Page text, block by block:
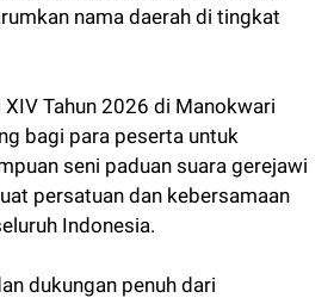
nama daerah di tingkat
Tahun 2026 di Manokwari
bagi para peserta untuk
seni paduan suara gerejawi
persatuan dan kebersamaan
Indonesia.
dukungan penuh dari